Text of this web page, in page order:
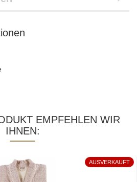
EMPFEHLEN WIR
IHNEN:
AUSVERKAUFT